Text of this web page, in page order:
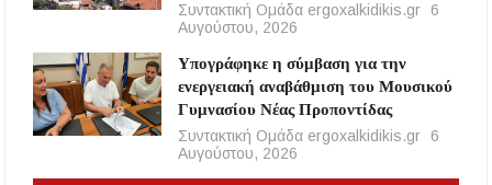
Συντακτική Ομάδα ergoxalkidikis.gr
6
Αυγούστου, 2026
Υπογράφηκε η σύμβαση για την
ενεργειακή αναβάθμιση του Μουσικού
Γυμνασίου Νέας Προποντίδας
Συντακτική Ομάδα ergoxalkidikis.gr
6
Αυγούστου, 2026